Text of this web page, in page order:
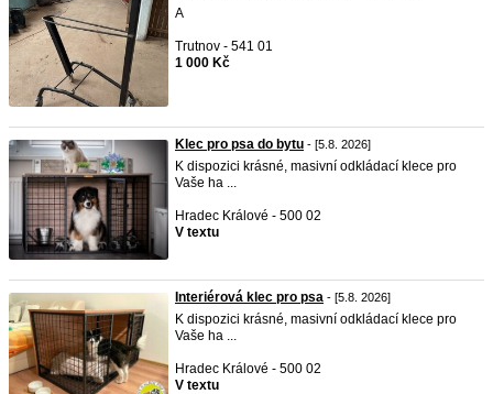
A
Trutnov - 541 01
1 000 Kč
Klec pro psa do bytu - [5.8. 2026]
K dispozici krásné, masivní odkládací klece pro
Vaše ha ...
Hradec Králové - 500 02
V textu
Interiérová klec pro psa - [5.8. 2026]
K dispozici krásné, masivní odkládací klece pro
Vaše ha ...
Hradec Králové - 500 02
V textu